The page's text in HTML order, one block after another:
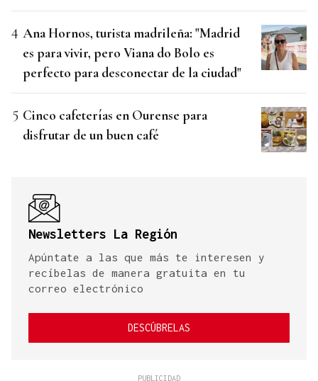
Ana Hornos, turista madrileña: "Madrid
es para vivir, pero Viana do Bolo es
perfecto para desconectar de la ciudad"
Cinco cafeterías en Ourense para
disfrutar de un buen café
Newsletters La Región
Apúntate a las que más te interesen y
recíbelas de manera gratuita en tu
correo electrónico
DESCÚBRELAS